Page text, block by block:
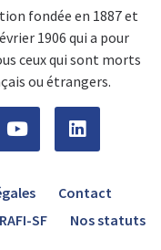
fondée en 1887 et
1906 qui a pour
ceux qui sont morts
ou étrangers.
Contact
RAFI-SF Nos statuts